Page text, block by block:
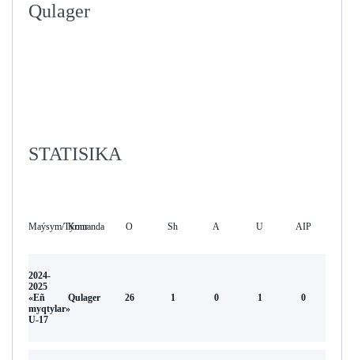
Qulager
STATISIKA
Maýsym/TýrnırKomanda O Sh А U AIP
2024-
2025
«Eñ
myqtylar»
U-17
Qulager 26 1 0 1 0